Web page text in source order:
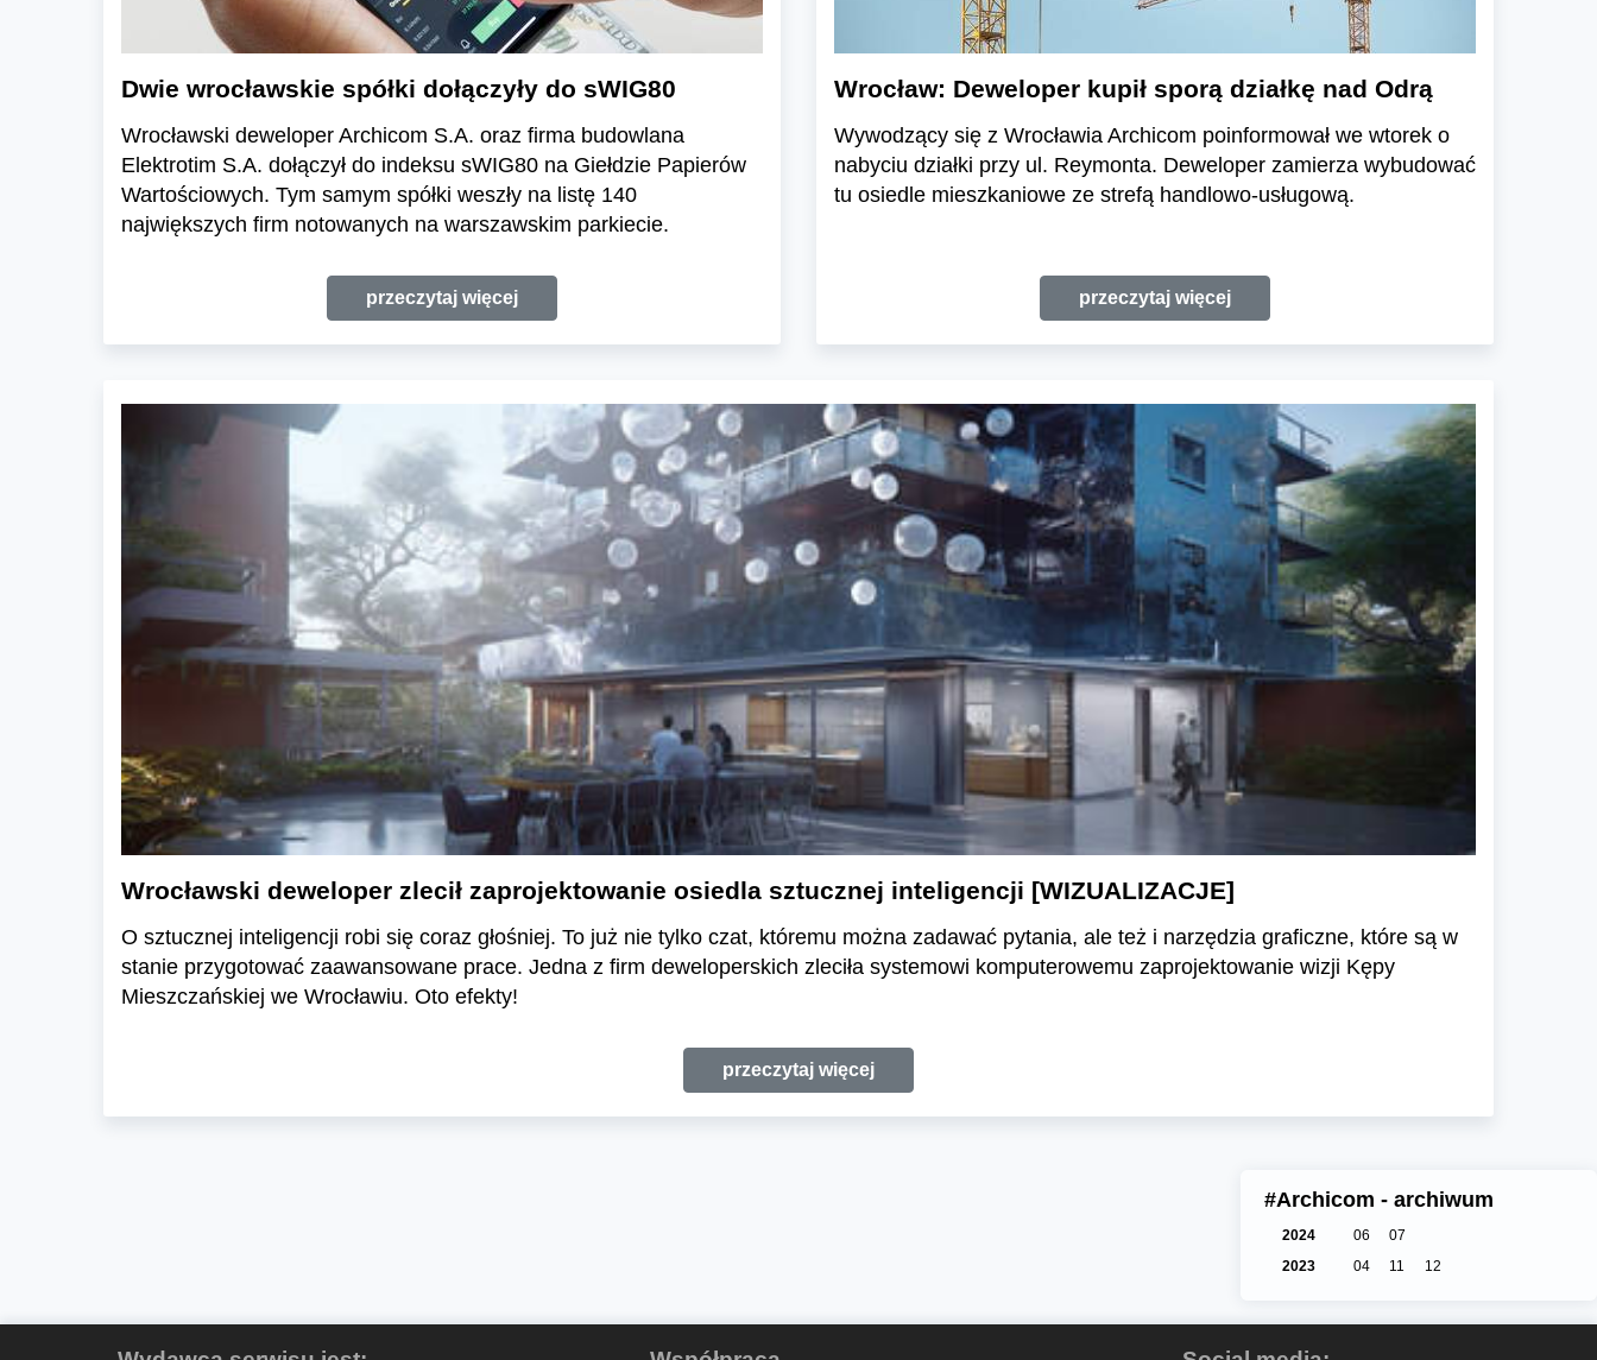
Dwie wrocławskie spółki dołączyły do sWIG80
Wrocławski deweloper Archicom S.A. oraz firma budowlana
Elektrotim S.A. dołączył do indeksu sWIG80 na Giełdzie Papierów
Wartościowych. Tym samym spółki weszły na listę 140
największych firm notowanych na warszawskim parkiecie.
przeczytaj więcej
Wrocław: Deweloper kupił sporą działkę nad Odrą
Wywodzący się z Wrocławia Archicom poinformował we wtorek o
nabyciu działki przy ul. Reymonta. Deweloper zamierza wybudować
tu osiedle mieszkaniowe ze strefą handlowo-usługową.
przeczytaj więcej
Wrocławski deweloper zlecił zaprojektowanie osiedla sztucznej inteligencji [WIZUALIZACJE]
O sztucznej inteligencji robi się coraz głośniej. To już nie tylko czat, któremu można zadawać pytania, ale też i narzędzia graficzne, które są w
stanie przygotować zaawansowane prace. Jedna z firm deweloperskich zleciła systemowi komputerowemu zaprojektowanie wizji Kępy
Mieszczańskiej we Wrocławiu. Oto efekty!
przeczytaj więcej
#Archicom - archiwum
2024 06
07
2023
04 11 12